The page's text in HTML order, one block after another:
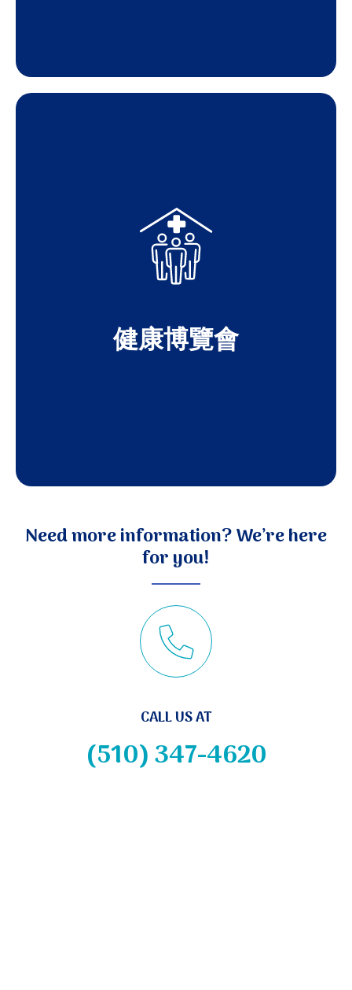
健康博覽會
我們的年度健康博覽會吸引了來自社區的
1000多人，並突出了當地組織和大衛斯街
Need more information? We’re here
for you!
CALL US AT
(510) 347-4620